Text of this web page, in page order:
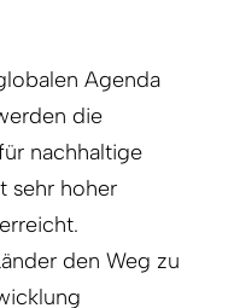
Agenda
die
nachhaltige
sehr hoher
.
den Weg zu